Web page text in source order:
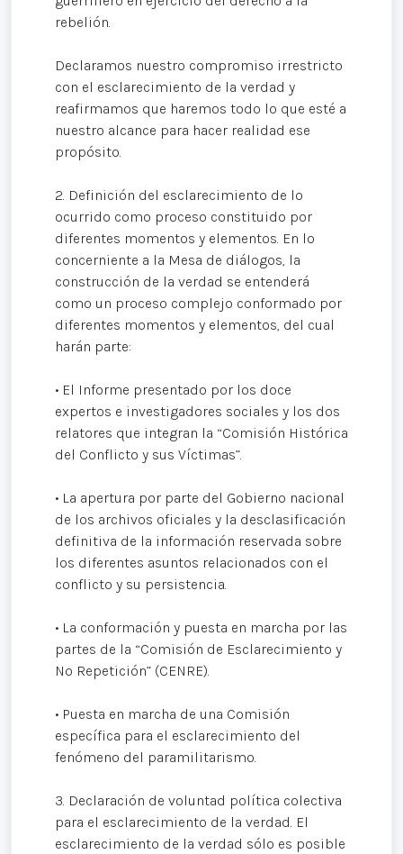
rebelión.
Declaramos nuestro compromiso irrestricto
con el esclarecimiento de la verdad y
reafirmamos que haremos todo lo que esté a
nuestro alcance para hacer realidad ese
propósito.
2. Definición del esclarecimiento de lo
ocurrido como proceso constituido por
diferentes momentos y elementos. En lo
concerniente a la Mesa de diálogos, la
construcción de la verdad se entenderá
como un proceso complejo conformado por
diferentes momentos y elementos, del cual
harán parte:
• El Informe presentado por los doce
expertos e investigadores sociales y los dos
relatores que integran la “Comisión Histórica
del Conflicto y sus Víctimas”.
• La apertura por parte del Gobierno nacional
de los archivos oficiales y la desclasificación
definitiva de la información reservada sobre
los diferentes asuntos relacionados con el
conflicto y su persistencia.
• La conformación y puesta en marcha por las
partes de la “Comisión de Esclarecimiento y
No Repetición” (CENRE).
• Puesta en marcha de una Comisión
específica para el esclarecimiento del
fenómeno del paramilitarismo.
3. Declaración de voluntad política colectiva
para el esclarecimiento de la verdad. El
esclarecimiento de la verdad sólo es posible